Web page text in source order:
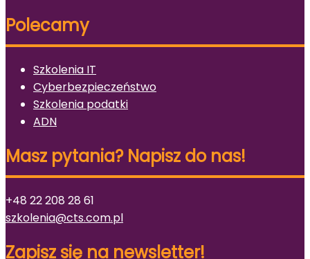
Polecamy
Szkolenia IT
Cyberbezpieczeństwo
Szkolenia podatki
ADN
Masz pytania? Napisz do nas!
+48 22 208 28 61
szkolenia@cts.com.pl
Zapisz się na newsletter!